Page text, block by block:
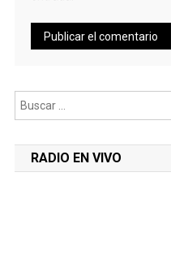
RADIO EN VIVO